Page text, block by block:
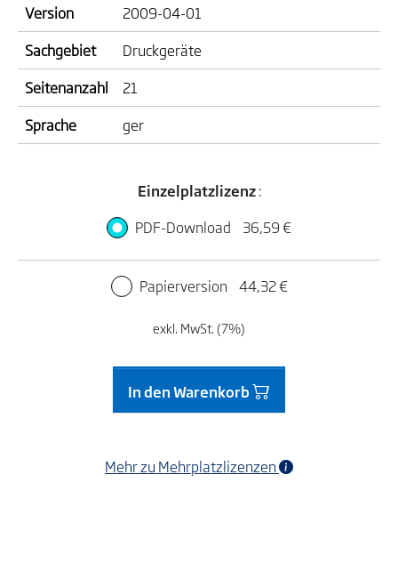
Version
2009-04-01
Sachgebiet
Druckgeräte
Seitenanzahl
21
Sprache
ger
Einzelplatzlizenz:
PDF-Download
36,59 €
Papierversion 44,32 €
exkl. MwSt. (7%)
In den Warenkorb
Mehr zu Mehrplatzlizenzen